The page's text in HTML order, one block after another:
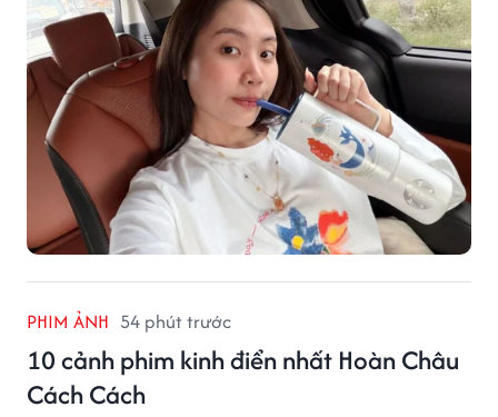
PHIM ẢNH 54 phút trước
10 cảnh phim kinh điển nhất Hoàn Châu
Cách Cách